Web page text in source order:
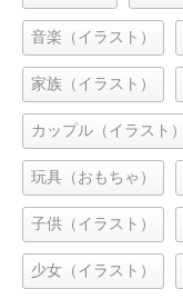
音楽（イラスト）
家族（イラスト）
カップル（イラスト）
玩具（おもちゃ）
子供（イラスト）
少女（イラスト）